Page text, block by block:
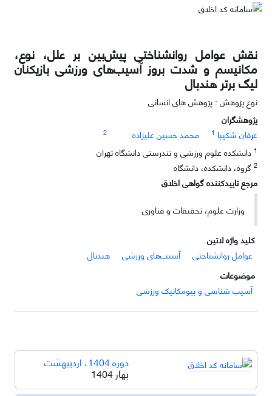
نقش عوامل روانشناختی پیش‌بین بر علل، نوع،
مکانیسم و شدت بروز آسیب‌های ورزشی بازیکنان
لیگ برتر هندبال
نوع پژوهش : پژوهش های انسانی
پژوهشگران
عرفان شکیبا 1 محمد حسین علیزاده
2
1 دانشکده علوم ورزشی و تندرستی دانشگاه تهران
2 گروه، دانشکده، دانشگاه
مرجع تاییدکننده گواهی اخلاق
وزارت علوم، تحقیقات و فناوری
کلید واژه لاتین
عوامل روانشناختی
آسیب‌های ورزشی
هندبال
موضوعات
آسیب شناسی و بیومکانیک ورزشی
دوره 1404، اردیبهشت
بهار 1404